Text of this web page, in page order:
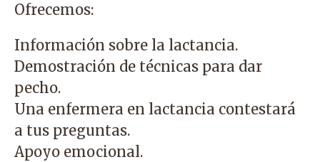
Ofrecemos:
Información sobre la lactancia.
Demostración de técnicas para dar
pecho.
Una enfermera en lactancia contestará
a tus preguntas.
Apoyo emocional.